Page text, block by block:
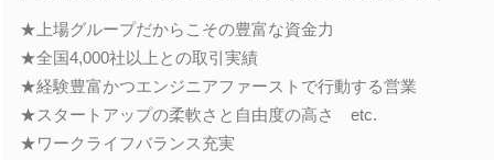
★上場グループだからこその豊富な資金力
★全国4,000社以上との取引実績
★経験豊富かつエンジニアファーストで行動する営業
★スタートアップの柔軟さと自由度の高さ etc.
★ワークライフバランス充実